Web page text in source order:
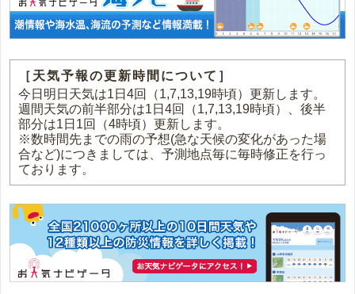
［天気予報の更新時間について］
今日明日天気は1日4回（1,7,13,19時頃）更新します。
週間天気の前半部分は1日4回（1,7,13,19時頃）、後半
部分は1日1回（4時頃）更新します。
※数時間先までの雨の予想(急な天候の変化があった場
合など)につきましては、予測地点毎に毎時修正を行っ
ております。